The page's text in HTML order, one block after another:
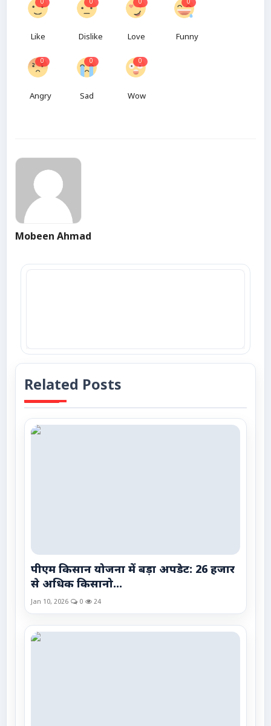
0
Like
0
Dislike
0
Love
0
Funny
0
Angry
0
Sad
0
Wow
Mobeen Ahmad
Related Posts
पीएम किसान योजना में बड़ा अपडेट: 26 हजार
से अधिक किसानो...
Jan 10, 2026 0 24